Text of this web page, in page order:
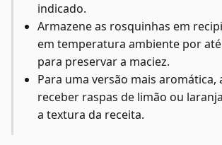
indicado.
Armazene as rosquinhas em
em temperatura ambiente por
para preservar a maciez.
Para uma versão mais aromática,
receber raspas de limão ou
a textura da receita.